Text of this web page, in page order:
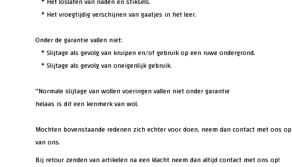
* Het vroegtijdig verschijnen van gaatjes in het leer.
Onder de garantie vallen niet:
* Slijtage als gevolg van kruipen en/of gebruik op een ruwe ondergrond.
* Slijtage als gevolg van oneigenlijk gebruik.
"Normale slijtage van wollen voeringen vallen niet onder garantie
helaas is dit een kenmerk van wol.
Mochten bovenstaande redenen zich echter voor doen, neem dan contact met ons
van ons.
Bij retour zenden van artikelen na een klacht neem dan altijd contact met ons op!